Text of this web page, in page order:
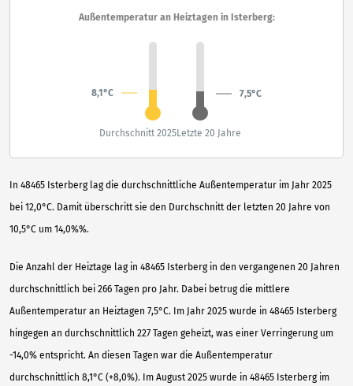
In 48465 Isterberg lag die durchschnittliche Außentemperatur im Jahr 2025
bei 12,0°C. Damit überschritt sie den Durchschnitt der letzten 20 Jahre von
10,5°C um 14,0%%.
Die Anzahl der Heiztage lag in 48465 Isterberg in den vergangenen 20 Jahren
durchschnittlich bei 266 Tagen pro Jahr. Dabei betrug die mittlere
Außentemperatur an Heiztagen 7,5°C. Im Jahr 2025 wurde in 48465 Isterberg
hingegen an durchschnittlich 227 Tagen geheizt, was einer Verringerung um
-14,0% entspricht. An diesen Tagen war die Außentemperatur
durchschnittlich 8,1°C (+8,0%). Im August 2025 wurde in 48465 Isterberg im
Außentemperatur an Heiztagen in Isterberg:
8,1°C 7,5°C
Durchschnitt 2025Letzte 20 Jahre